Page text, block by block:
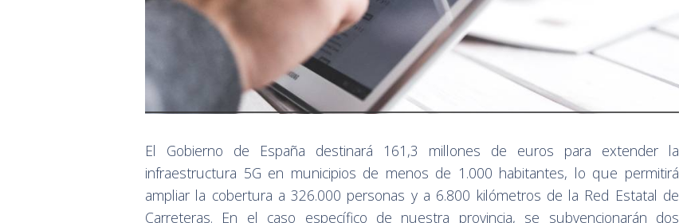
El Gobierno de España destinará 161,3 millones de euros para extender la
infraestructura 5G en municipios de menos de 1.000 habitantes, lo que permitirá
ampliar la cobertura a 326.000 personas y a 6.800 kilómetros de la Red Estatal de
Carreteras. En el caso específico de nuestra provincia, se subvencionarán dos